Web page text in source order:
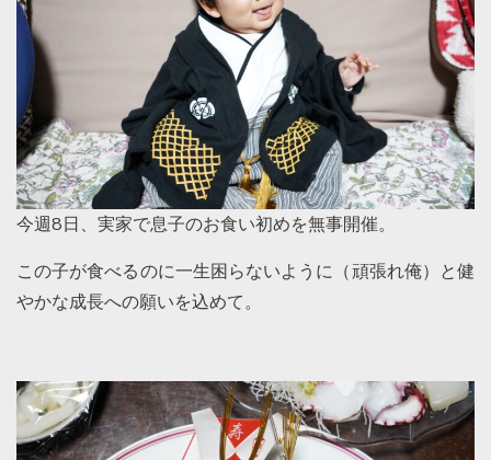
今週8日、実家で息子のお食い初めを無事開催。
この子が食べるのに一生困らないように（頑張れ俺）と健
やかな成長への願いを込めて。